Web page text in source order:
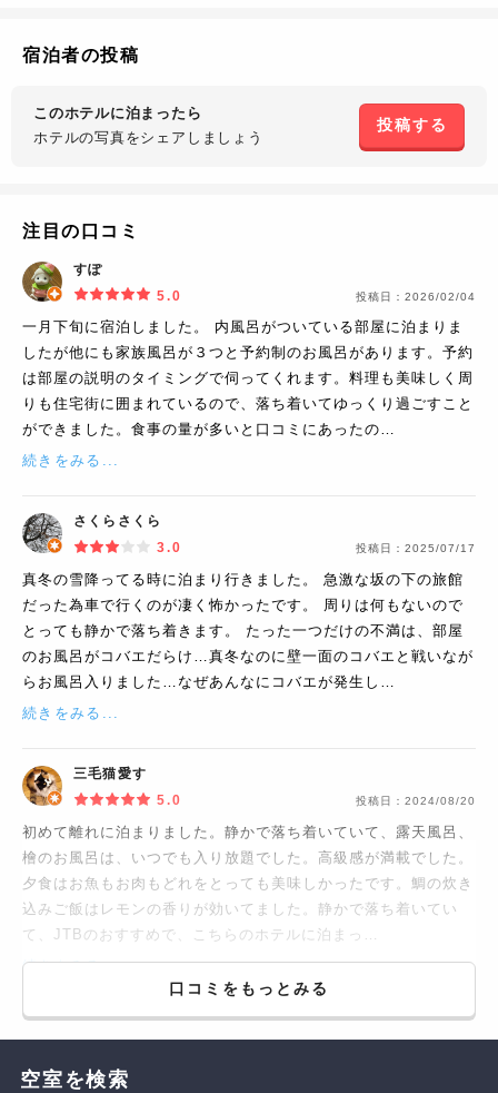
宿泊者の投稿
このホテルに泊まったら
ホテルの写真をシェアしましょう
投稿する
注目の口コミ
すぽ
5.0
投稿日： 2026/02/04
一月下旬に宿泊しました。 内風呂がついている部屋に泊まりま
したが他にも家族風呂が３つと予約制のお風呂があります。予約
は部屋の説明のタイミングで伺ってくれます。料理も美味しく周
りも住宅街に囲まれているので、落ち着いてゆっくり過ごすこと
ができました。食事の量が多いと口コミにあったの…
続きをみる...
さくらさくら
3.0
投稿日： 2025/07/17
真冬の雪降ってる時に泊まり行きました。 急激な坂の下の旅館
だった為車で行くのが凄く怖かったです。 周りは何もないので
とっても静かで落ち着きます。 たった一つだけの不満は、部屋
のお風呂がコバエだらけ…真冬なのに壁一面のコバエと戦いなが
らお風呂入りました…なぜあんなにコバエが発生し…
続きをみる...
三毛猫愛す
5.0
投稿日： 2024/08/20
初めて離れに泊まりました。静かで落ち着いていて、露天風呂、
檜のお風呂は、いつでも入り放題でした。高級感が満載でした。
夕食はお魚もお肉もどれをとっても美味しかったです。鯛の炊き
込みご飯はレモンの香りが効いてました。静かで落ち着いてい
て、JTBのおすすめで、こちらのホテルに泊まっ…
続きをみる...
口コミをもっとみる
空室を検索